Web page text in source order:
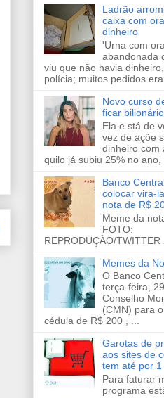
Ladrão
caixa com
dinheiro
'Urna com
abandonada
viu que não havia
polícia; muitos pedidos
Novo curso
ficar
Ela e stá de
vez de açõe
dinheiro com
quilo já subiu 25% no ano,
Banco
colocar vira-
nota de R$
Meme da
FOTO:
REPRODUÇÃO/TWITTER
Memes da
O Banco
terça-feira,
Conselho
(CMN) para
cédula de R$ 200 , ...
Garotas de
aos sites de
tem até por 1
Para faturar
programa